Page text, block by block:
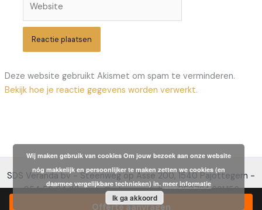
Deze website gebruikt Akismet om spam te verminderen.
Bekijk hoe je reactie gegevens worden verwerkt.
SDS Veranda bv - Steenweg op Asse 200, 1540 Pajottegem -
054 56 64 32 - info@sdsveranda.be - BE0724.691.156
Offerte aanvragen
Wij maken gebruik van cookies Om jouw bezoek aan onze website
nóg makkelijk en persoonlijker te maken zetten we cookies (en
daarmee vergelijkbare technieken) in.meer informatie
Ik ga akkoord